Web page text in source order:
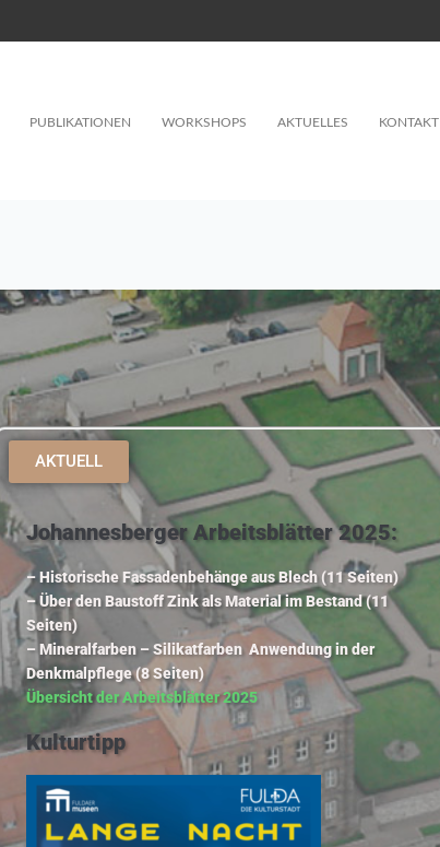
PUBLIKATIONEN WORKSHOPS AKTUELLES KONTAKT
AKTUELL
Johannesberger Arbeitsblätter 2025:
– Historische Fassadenbehänge aus Blech (11 Seiten)
– Über den Baustoff Zink als Material im Bestand (11
Seiten)
– Mineralfarben – Silikatfarben Anwendung in der
Denkmalpflege (8 Seiten)
Übersicht der Arbeitsblätter 2025
Kulturtipp